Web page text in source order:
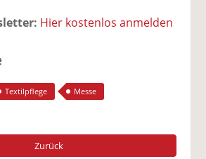
Hier kostenlos anmelden
Textilpflege Messe
Zurück